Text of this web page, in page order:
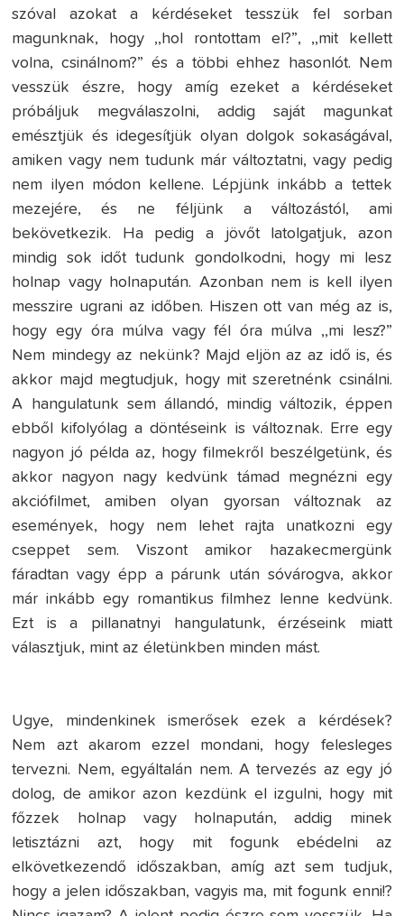
szóval azokat a kérdéseket tesszük fel sorban
magunknak, hogy ,,hol rontottam el?”, ,,mit kellett
volna, csinálnom?” és a többi ehhez hasonlót. Nem
vesszük észre, hogy amíg ezeket a kérdéseket
próbáljuk megválaszolni, addig saját magunkat
emésztjük és idegesítjük olyan dolgok sokaságával,
amiken vagy nem tudunk már változtatni, vagy pedig
nem ilyen módon kellene. Lépjünk inkább a tettek
mezejére, és ne féljünk a változástól, ami
bekövetkezik. Ha pedig a jövőt latolgatjuk, azon
mindig sok időt tudunk gondolkodni, hogy mi lesz
holnap vagy holnapután. Azonban nem is kell ilyen
messzire ugrani az időben. Hiszen ott van még az is,
hogy egy óra múlva vagy fél óra múlva ,,mi lesz?”
Nem mindegy az nekünk? Majd eljön az az idő is, és
akkor majd megtudjuk, hogy mit szeretnénk csinálni.
A hangulatunk sem állandó, mindig változik, éppen
ebből kifolyólag a döntéseink is változnak. Erre egy
nagyon jó példa az, hogy filmekről beszélgetünk, és
akkor nagyon nagy kedvünk támad megnézni egy
akciófilmet, amiben olyan gyorsan változnak az
események, hogy nem lehet rajta unatkozni egy
cseppet sem. Viszont amikor hazakecmergünk
fáradtan vagy épp a párunk után sóvárogva, akkor
már inkább egy romantikus filmhez lenne kedvünk.
Ezt is a pillanatnyi hangulatunk, érzéseink miatt
választjuk, mint az életünkben minden mást.
Ugye, mindenkinek ismerősek ezek a kérdések?
Nem azt akarom ezzel mondani, hogy felesleges
tervezni. Nem, egyáltalán nem. A tervezés az egy jó
dolog, de amikor azon kezdünk el izgulni, hogy mit
főzzek holnap vagy holnapután, addig minek
letisztázni azt, hogy mit fogunk ebédelni az
elkövetkezendő időszakban, amíg azt sem tudjuk,
hogy a jelen időszakban, vagyis ma, mit fogunk enni!?